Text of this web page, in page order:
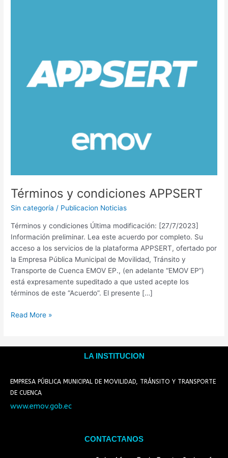
Términos y condiciones APPSERT
Sin categoría / Publicacion Noticias
Términos y condiciones Última modificación: [27/7/2023]
Información preliminar. Lea este acuerdo por completo. Su
acceso a los servicios de la plataforma APPSERT, ofertado por
la Empresa Pública Municipal de Movilidad, Tránsito y
Transporte de Cuenca EMOV EP., (en adelante “EMOV EP”)
está expresamente supeditado a que usted acepte los
términos de este “Acuerdo”. El presente […]
Read More »
LA INSTITUCION
EMPRESA PÚBLICA MUNICIPAL DE MOVILIDAD, TRÁNSITO Y TRANSPORTE
DE CUENCA
www.emov.gob.ec
CONTACTANOS